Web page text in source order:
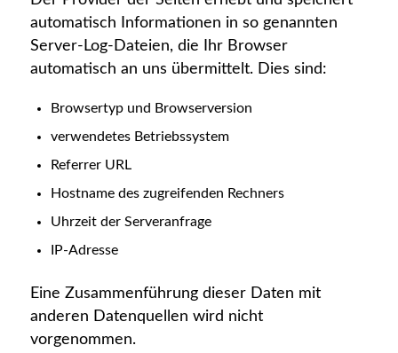
automatisch Informationen in so genannten
Server-Log-Dateien, die Ihr Browser
automatisch an uns übermittelt. Dies sind:
Browsertyp und Browserversion
verwendetes Betriebssystem
Referrer URL
Hostname des zugreifenden Rechners
Uhrzeit der Serveranfrage
IP-Adresse
Eine Zusammenführung dieser Daten mit
anderen Datenquellen wird nicht
vorgenommen.